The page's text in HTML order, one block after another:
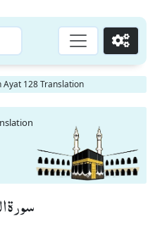
Go
Ayat 128 Translation
سورة